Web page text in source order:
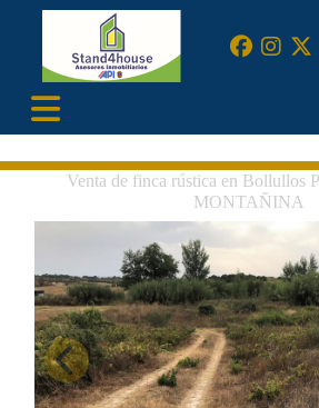
Venta de finca rústica en Bollullos
MONTAÑINA